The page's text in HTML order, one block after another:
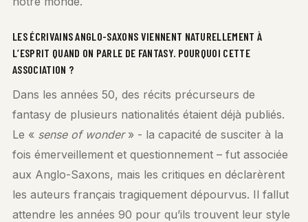
LES ÉCRIVAINS ANGLO-SAXONS VIENNENT NATURELLEMENT À
L’ESPRIT QUAND ON PARLE DE FANTASY. POURQUOI CETTE
ASSOCIATION ?
Dans les années 50, des récits précurseurs de
fantasy de plusieurs nationalités étaient déjà publiés.
Le « sense of wonder» - la capacité de susciter à la
fois émerveillement et questionnement – fut associée
aux Anglo-Saxons, mais les critiques en déclarèrent
les auteurs français tragiquement dépourvus. Il fallut
attendre les années 90 pour qu’ils trouvent leur style